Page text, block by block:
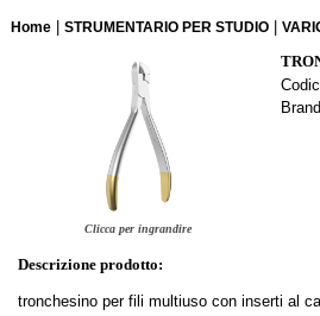
Home STRUMENTARIO PER STUDIO
Clicca per ingrandire
Descrizione prodotto:
tronchesino per fili multiuso con inserti al